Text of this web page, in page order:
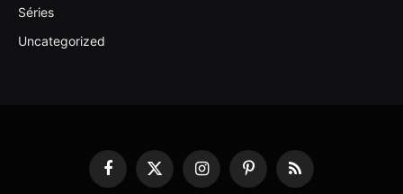
Séries
Uncategorized
Facebook
X
InstagramPinterestRSS